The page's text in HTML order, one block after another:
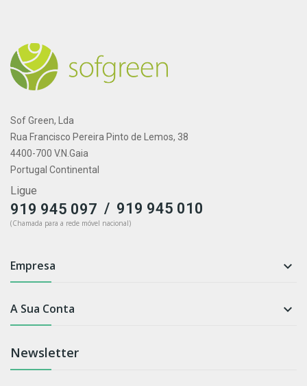
Sof Green, Lda
Rua Francisco Pereira Pinto de Lemos, 38
4400-700 V.N.Gaia
Portugal Continental
Ligue
919 945 097 / 919 945 010
(Chamada para a rede móvel nacional)
Empresa 
A Sua Conta 
Newsletter